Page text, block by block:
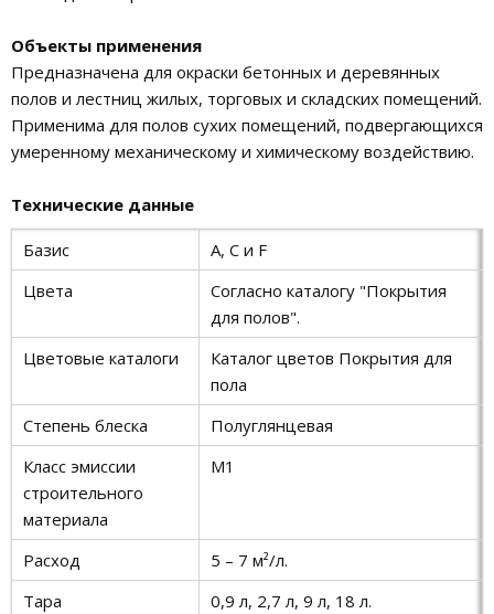
Объекты применения
Предназначена для окраски бетонных и деревянных
полов и лестниц жилых, торговых и складских помещений.
Применима для полов сухих помещений, подвергающихся
умеренному механическому и химическому воздействию.
Технические данные
Базис
A, C и F
Цвета
Согласно каталогу "Покрытия
для полов".
Цветовые каталоги
Каталог цветов Покрытия для
пола
Степень блеска
Полуглянцевая
Класс эмиссии
строительного
материала
M1
Расход
5 – 7 м²/л.
Тара
0,9 л, 2,7 л, 9 л, 18 л.